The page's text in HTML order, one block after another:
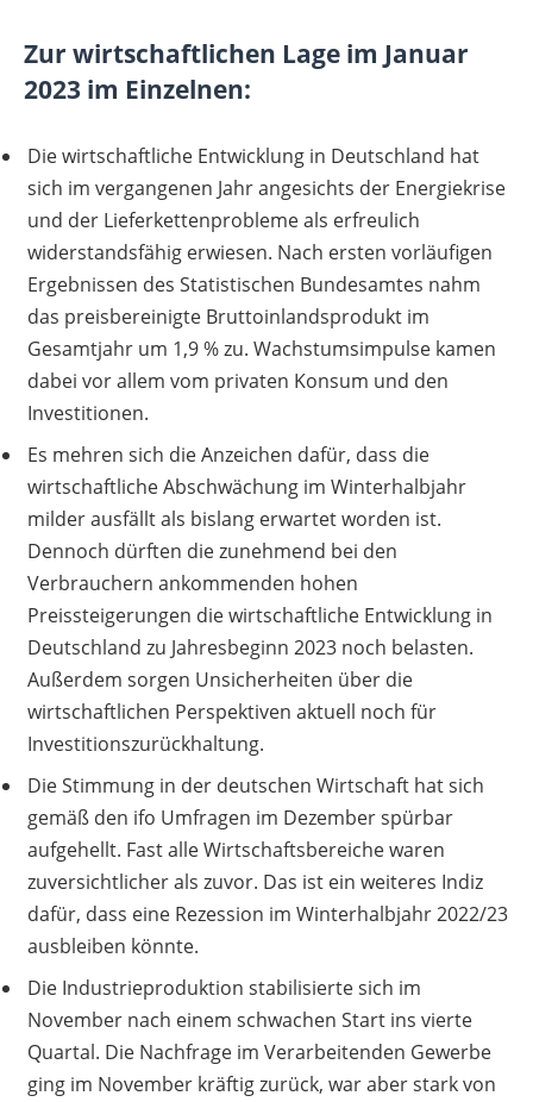
Zur wirtschaftlichen Lage im Januar
2023 im Einzelnen:
Die wirtschaftliche Entwicklung in Deutschland hat
sich im vergangenen Jahr angesichts der Energiekrise
und der Lieferkettenprobleme als erfreulich
widerstandsfähig erwiesen. Nach ersten vorläufigen
Ergebnissen des Statistischen Bundesamtes nahm
das preisbereinigte Bruttoinlandsprodukt im
Gesamtjahr um 1,9 % zu. Wachstums­impulse kamen
dabei vor allem vom privaten Konsum und den
Investitionen.
Es mehren sich die Anzeichen dafür, dass die
wirtschaftliche Abschwächung im Winter­halbjahr
milder ausfällt als bislang erwartet worden ist.
Dennoch dürften die zunehmend bei den
Verbrauchern ankommenden hohen
Preissteigerungen die wirtschaftliche Entwicklung in
Deutschland zu Jahresbeginn 2023 noch belasten.
Außerdem sorgen Unsicherheiten über die
wirtschaftlichen Perspektiven aktuell noch für
Investitionszurückhaltung.
Die Stimmung in der deutschen Wirtschaft hat sich
gemäß den ifo Umfragen im Dezember spürbar
aufgehellt. Fast alle Wirtschaftsbereiche waren
zuversichtlicher als zuvor. Das ist ein weiteres Indiz
dafür, dass eine Rezession im Winterhalbjahr 2022/23
ausbleiben könnte.
Die Industrieproduktion stabilisierte sich im
November nach einem schwachen Start ins vierte
Quartal. Die Nachfrage im Verarbeitenden Gewerbe
ging im November kräftig zurück, war aber stark von